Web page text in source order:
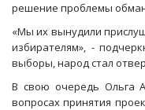
решение проблемы
«Мы их вынудили
избирателям», -
выборы, народ стал
В свою очередь Ольга
вопросах принятия